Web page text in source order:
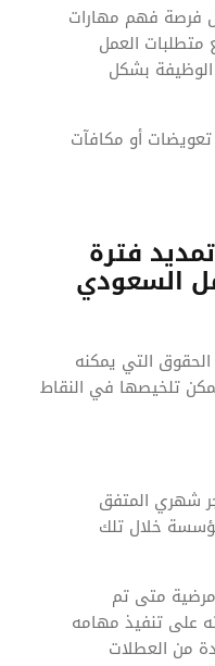
فرصة فهم مهارات
متطلبات العمل
بشكل
أو مكافآت
فترة
السعودي
التي يمكنه
تلخيصها في النقاط
شهري المتفق
خلال تلك
متى تم
على تنفيذ مهامه
من العطلات